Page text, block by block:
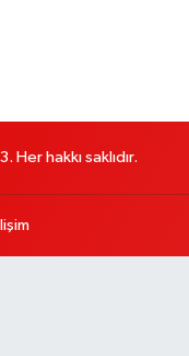
hakkı saklıdır.